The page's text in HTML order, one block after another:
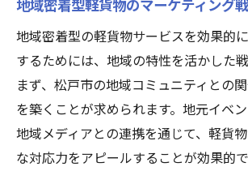
地域密着型軽貨物のマーケティング
地域密着型の軽貨物サービスを効果的
するためには、地域の特性を活かした戦
まず、松戸市の地域コミュニティとの
を築くことが求められます。地元イベン
地域メディアとの連携を通じて、軽貨
な対応力をアピールすることが効果的